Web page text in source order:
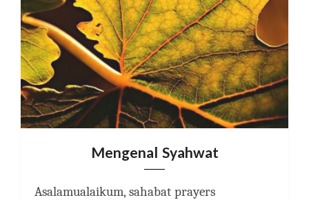
Mengenal Syahwat
Asalamualaikum, sahabat prayers